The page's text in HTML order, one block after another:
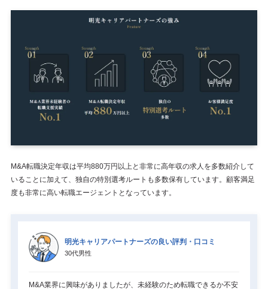
M&A転職決定年収は平均880万円以上と非常に高年収の求人を多数紹介して
いることに加えて、独自の特別選考ルートも多数保有しています。顧客満足
度も非常に高い転職エージェントとなっています。
明光キャリアパートナーズの良い評判・口コミ
30代男性
M&A業界に興味がありましたが、未経験のため転職できるか不安